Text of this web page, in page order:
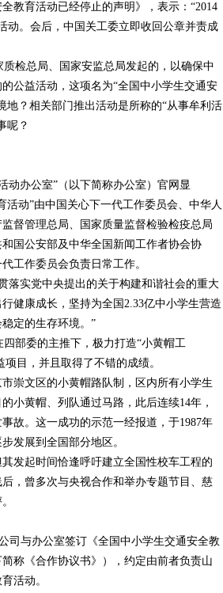
第07版
第08版
第09版
教育活动已经停止的声明》，表示：“2014
动。会后，中国关工委立即收回公章并责成
检总局、国家安监总局发起的，以确保中
公益活动，这项名为“全国中小学生交通安
地？相关部门推出活动是所称的“从事牟利活
呢？
办公室”（以下简称办公室）官网显
活动”由中国关心下一代工作委员会、中华人
督管理总局、国家质量监督检验检疫总局
国公安部及中华全国新闻工作者协会协
工作委员会负责日常工作。
落实党中央提出的关于构建和谐社会的重大
健康成长，坚持为全国2.33亿中小学生营造
定的生存环境。”
部委的主推下，极力打造“小黄帽工
目，并且取得了不错的成绩。
崇文区的小黄帽路队制，区内所有小学生
小黄帽、列队通过马路，此后连续14年，
故。这一成功的示范一经报道，于1987年
发展到全国部分地区。
发起时间恰逢呼吁建立全国性校车工程的
，曾多次与央视合作和举办专题节目、慈
司与办公室签订《全国中小学生交通安全教
称《合作协议书》），约定由前者负责山
活动。